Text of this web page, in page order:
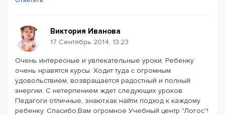
Виктория Иванова
17 Сентябрь 2014, 13:23
Очень интересные и увлекательные уроки. Ребенку
очень нравятся курсы. Ходит туда с огромным
удовольствием, возвращается радостный и полный
энергии. С нетерпением ждет следующих уроков.
Педагоги отличные, знают,как найти подход к каждому
ребенку. Спасибо,Вам огромное Учебный центр "Логос"!